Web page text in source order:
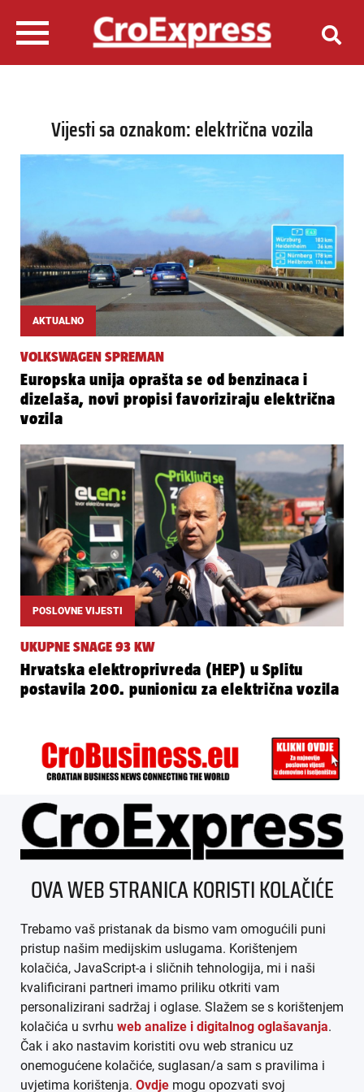
Vijesti sa oznakom: električna vozila
AKTUALNO
VOLKSWAGEN SPREMAN
Europska unija oprašta se od benzinaca i
dizelaša, novi propisi favoriziraju električna
vozila
POSLOVNE VIJESTI
UKUPNE SNAGE 93 KW
Hrvatska elektroprivreda (HEP) u Splitu
postavila 200. punionicu za električna vozila
ÜBER UNS
IMPRESSUM
AGB
DATENSCHUTZ
MEDIADATEN
ARHIVA (PDF)
OVA WEB STRANICA KORISTI KOLAČIĆE
Trebamo vaš pristanak da bismo vam omogućili puni
pristup našim medijskim uslugama. Korištenjem
kolačića, JavaScript-a i sličnih tehnologija, mi i naši
kvalificirani partneri imamo priliku otkriti vam
personalizirani sadržaj i oglase. Slažem se s korištenjem
kolačića u svrhu web analize i digitalnog oglašavanja.
Čak i ako nastavim koristiti ovu web stranicu uz
onemogućene kolačiće, suglasan/a sam s pravilima i
uvjetima korištenja. Ovdje mogu opozvati svoj